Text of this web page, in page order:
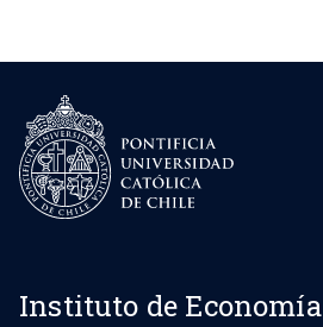
Instituto de Economía